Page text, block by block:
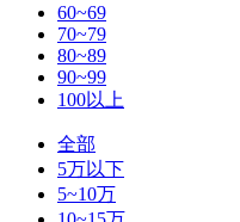
60~69
70~79
80~89
90~99
100以上
全部
5万以下
5~10万